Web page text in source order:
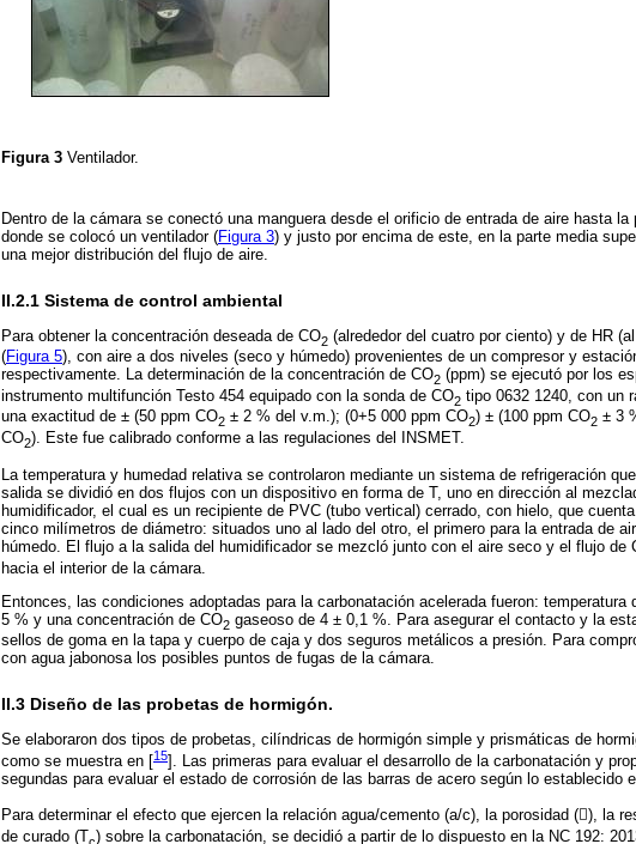
Figura 3 Ventilador.
Dentro de la cámara se conectó una manguera desde el orificio de entrada de aire hasta
donde se colocó un ventilador (Figura 3) y justo por encima de este, en la parte media
una mejor distribución del flujo de aire.
II.2.1 Sistema de control ambiental
Para obtener la concentración deseada de CO2 (alrededor del cuatro por ciento) y de HR
(Figura 5), con aire a dos niveles (seco y húmedo) provenientes de un compresor y
respectivamente. La determinación de la concentración de CO2 (ppm) se ejecutó por los
instrumento multifunción Testo 454 equipado con la sonda de CO2 tipo 0632 1240, con un
una exactitud de ± (50 ppm CO2 ± 2 % del v.m.); (0+5 000 ppm CO2) ± (100 ppm CO2 ± 3
CO2). Este fue calibrado conforme a las regulaciones del INSMET.
La temperatura y humedad relativa se controlaron mediante un sistema de refrigeración
salida se dividió en dos flujos con un dispositivo en forma de T, uno en dirección al
humidificador, el cual es un recipiente de PVC (tubo vertical) cerrado, con hielo, que
cinco milímetros de diámetro: situados uno al lado del otro, el primero para la entrada de
húmedo. El flujo a la salida del humidificador se mezcló junto con el aire seco y el flujo de
hacia el interior de la cámara.
Entonces, las condiciones adoptadas para la carbonatación acelerada fueron: temperatura
5 % y una concentración de CO2 gaseoso de 4 ± 0,1 %. Para asegurar el contacto y la
sellos de goma en la tapa y cuerpo de caja y dos seguros metálicos a presión. Para
con agua jabonosa los posibles puntos de fugas de la cámara.
II.3 Diseño de las probetas de hormigón.
Se elaboraron dos tipos de probetas, cilíndricas de hormigón simple y prismáticas de
como se muestra en [15]. Las primeras para evaluar el desarrollo de la carbonatación y
segundas para evaluar el estado de corrosión de las barras de acero según lo establecido
Para determinar el efecto que ejercen la relación agua/cemento (a/c), la porosidad (), la
de curado (Tc) sobre la carbonatación, se decidió a partir de lo dispuesto en la NC 192: